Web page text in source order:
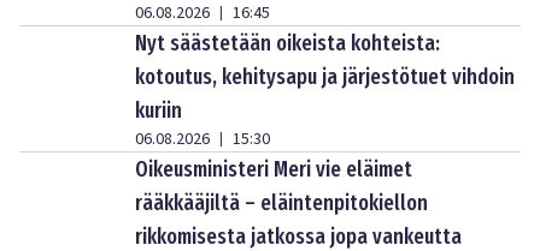
06.08.2026 | 16:45
Nyt säästetään oikeista kohteista:
kotoutus, kehitysapu ja järjestötuet vihdoin
kuriin
06.08.2026 | 15:30
Oikeusministeri Meri vie eläimet
rääkkääjiltä – eläintenpitokiellon
rikkomisesta jatkossa jopa vankeutta